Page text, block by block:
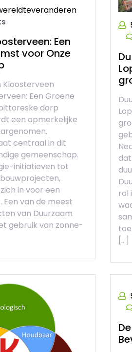
Een
voor Onze
Kloosterveen
Een Groene
dorp
een opmerkelijke
centraal in dit
gemeenschap.
initiatieven tot
in voor een
van de meest
van Duurzaam
gebruik van zonne-
rol
[…]